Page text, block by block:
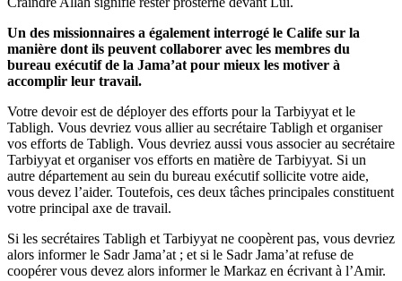
Un des missionnaires a également interrogé le Calife sur la
manière dont ils peuvent collaborer avec les membres du
bureau exécutif de la Jama’at pour mieux les motiver à
accomplir leur travail.
Votre devoir est de déployer des efforts pour la Tarbiyyat et le
Tabligh. Vous devriez vous allier au secrétaire Tabligh et organiser
vos efforts de Tabligh. Vous devriez aussi vous associer au secrétaire
Tarbiyyat et organiser vos efforts en matière de Tarbiyyat. Si un
autre département au sein du bureau exécutif sollicite votre aide,
vous devez l’aider. Toutefois, ces deux tâches principales constituent
votre principal axe de travail.
Si les secrétaires Tabligh et Tarbiyyat ne coopèrent pas, vous devriez
alors informer le Sadr Jama’at ; et si le Sadr Jama’at refuse de
coopérer vous devez alors informer le Markaz en écrivant à l’Amir.